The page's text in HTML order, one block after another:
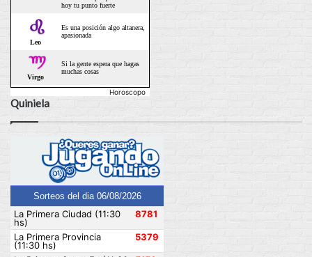
Horoscopo
Quiniela